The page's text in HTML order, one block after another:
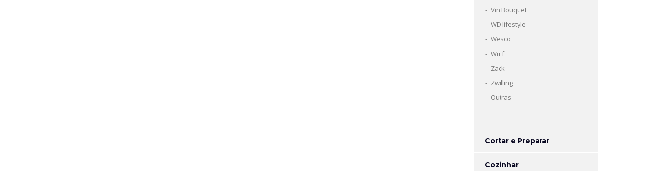
Vin Bouquet
WD lifestyle
Wesco
Wmf
Zack
Zwilling
Outras
-
Cortar e Preparar
Cozinhar